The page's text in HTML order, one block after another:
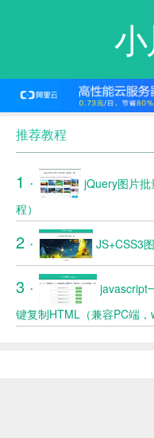
小
推荐教程
1 ·
jQuery图片
程）
2 · JS+CSS3
3 ·
javascript
键复制HTML（兼容PC端，